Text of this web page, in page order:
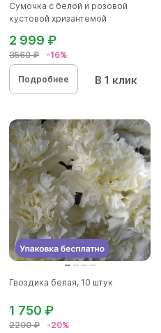
Сумочка с белой и розовой
кустовой хризантемой
3560 ₽ -16%
2 999 ₽
Подробнее В 1 клик
Гвоздика белая, 10 штук
2200 ₽ -20%
1 750 ₽